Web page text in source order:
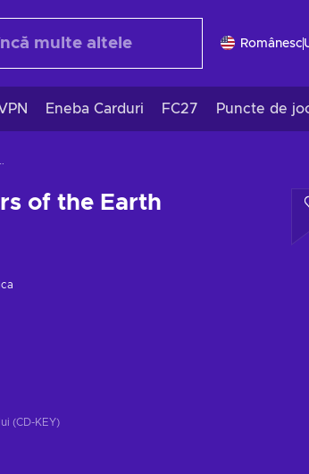
Românesc
Eneba Carduri FC27 Puncte de
of the Earth
of the Earth
(CD-KEY)